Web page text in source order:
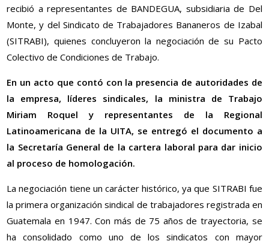
recibió a representantes de BANDEGUA, subsidiaria de Del
Monte, y del Sindicato de Trabajadores Bananeros de Izabal
(SITRABI), quienes concluyeron la negociación de su Pacto
Colectivo de Condiciones de Trabajo.
En un acto que contó con la presencia de autoridades de
la empresa, líderes sindicales, la ministra de Trabajo
Miriam Roquel y representantes de la Regional
Latinoamericana de la UITA, se entregó el documento a
la Secretaría General de la cartera laboral para dar inicio
al proceso de homologación.
La negociación tiene un carácter histórico, ya que SITRABI fue
la primera organización sindical de trabajadores registrada en
Guatemala en 1947. Con más de 75 años de trayectoria, se
ha consolidado como uno de los sindicatos con mayor